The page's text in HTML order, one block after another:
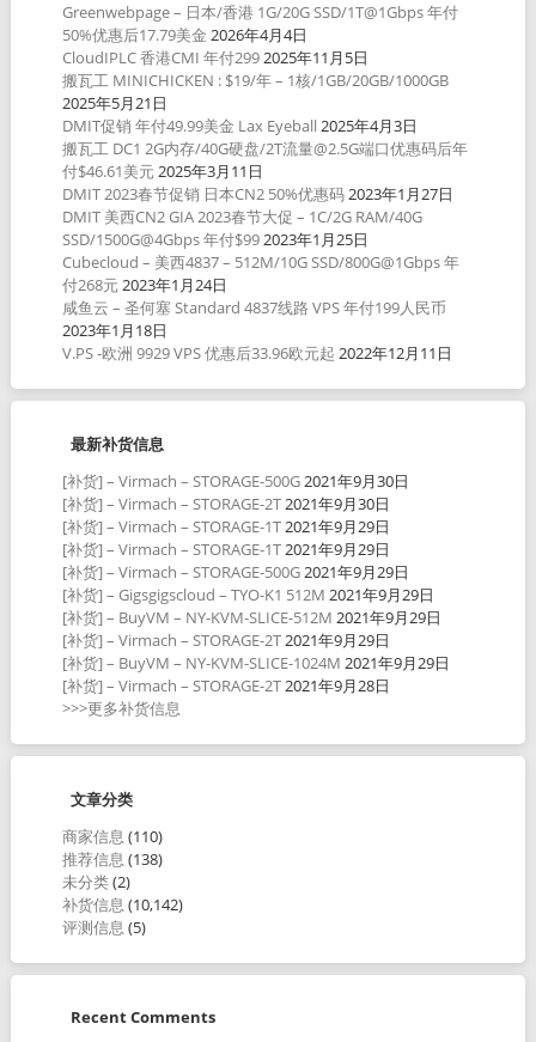
Greenwebpage – 日本/香港 1G/20G SSD/1T@1Gbps 年付
50%优惠后17.79美金 2026年4月4日
CloudIPLC 香港CMI 年付2992025年11月5日
搬瓦工 MINICHICKEN : $19/年 – 1核/1GB/20GB/1000GB
2025年5月21日
DMIT促销 年付49.99美金 Lax Eyeball 2025年4月3日
搬瓦工 DC1 2G内存/40G硬盘/2T流量@2.5G端口优惠码后年
付$46.61美元2025年3月11日
DMIT 2023春节促销 日本CN2 50%优惠码2023年1月27日
DMIT 美西CN2 GIA 2023春节大促 – 1C/2G RAM/40G
SSD/1500G@4Gbps 年付$992023年1月25日
Cubecloud – 美西4837 – 512M/10G SSD/800G@1Gbps 年
付268元2023年1月24日
咸鱼云 – 圣何塞 Standard 4837线路 VPS 年付199人民币
2023年1月18日
V.PS -欧洲 9929 VPS 优惠后33.96欧元起 2022年12月11日
最新补货信息
[补货] – Virmach – STORAGE-500G2021年9月30日
[补货] – Virmach – STORAGE-2T2021年9月30日
[补货] – Virmach – STORAGE-1T2021年9月29日
[补货] – Virmach – STORAGE-1T2021年9月29日
[补货] – Virmach – STORAGE-500G2021年9月29日
[补货] – Gigsgigscloud – TYO-K1 512M 2021年9月29日
[补货] – BuyVM – NY-KVM-SLICE-512M 2021年9月29日
[补货] – Virmach – STORAGE-2T2021年9月29日
[补货] – BuyVM – NY-KVM-SLICE-1024M 2021年9月29日
[补货] – Virmach – STORAGE-2T2021年9月28日
>>>更多补货信息
文章分类
商家信息 (110)
推荐信息 (138)
未分类(2)
补货信息 (10,142)
评测信息 (5)
Recent Comments